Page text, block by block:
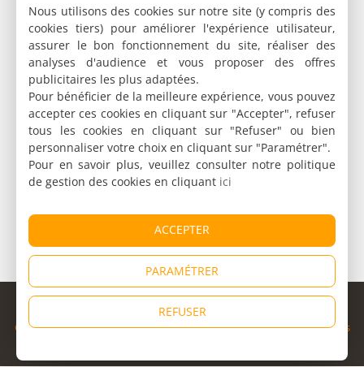
© Copyright 1998 - 2026
Cybevasion|Mentions légales|Confidentialité|CGU|Informations
Nous utilisons des cookies sur notre site (y compris des
cookies tiers) pour améliorer l'expérience utilisateur,
assurer le bon fonctionnement du site, réaliser des
analyses d'audience et vous proposer des offres
publicitaires les plus adaptées.
Pour bénéficier de la meilleure expérience, vous pouvez
accepter ces cookies en cliquant sur "Accepter", refuser
tous les cookies en cliquant sur "Refuser" ou bien
personnaliser votre choix en cliquant sur "Paramétrer".
Pour en savoir plus, veuillez consulter notre politique
de gestion des cookies en cliquant ici
ACCEPTER
PARAMÉTRER
REFUSER